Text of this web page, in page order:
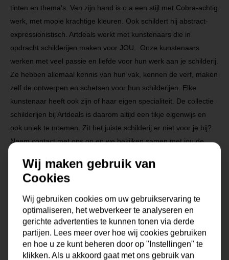
tinten en thema's. Van zijn hand is o.a een stijl met Cobra-achtig
werk, met mooie krachtige kleuren. Ook schildert hij abstract-
expressionistisch. Artdeals werkt met kunstenaars die in
opdracht schilderijen maken voor JOU. Onze kunstenaars
werken met veel passie en liefde voor hun werk aan je schilderij.
Ze hebben allemaal kennis van hun vak, kennen de verf, maken
zelf de ontwerpen en schetsen voor hun schilderijen. Elke
kunstenaar heeft ook zijn of haar eigen specialiteit. De collectie
schilderijen bij Artdeals is daarom altijd een tikje eigenwijs en
ook uniek te noemen. Zit het juiste schilderij er niet voor je bij?
Neem contact met ons op en we bekijken samen met jou de
Na je bestelling gaat onze kunstenaar voor je aan de slag.
Gratis verzending vanaf €99,95!
Specificaties
Wij maken gebruik van
Cookies
Wij gebruiken cookies om uw gebruikservaring te
optimaliseren, het webverkeer te analyseren en
gerichte advertenties te kunnen tonen via derde
partijen. Lees meer over hoe wij cookies gebruiken
en hoe u ze kunt beheren door op "Instellingen" te
klikken. Als u akkoord gaat met ons gebruik van